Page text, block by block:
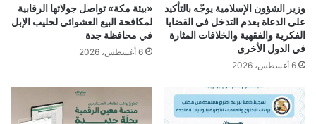
وزير الشؤون الإسلامية يوجّه بالتأكيد
على الدعاة بعدم التدخل في القضايا
الفكرية والفقهية والخلافات المثارة
في الدول الأخرى
6 أغسطس، 2026
«بيئة مكة» تواصل جولاتها الرقابية
لمكافحة البيع العشوائي لحليب الإبل
في محافظة جدة
6 أغسطس، 2026